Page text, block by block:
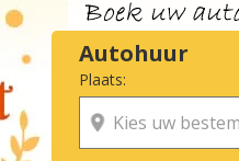
Autohuur
Plaats: